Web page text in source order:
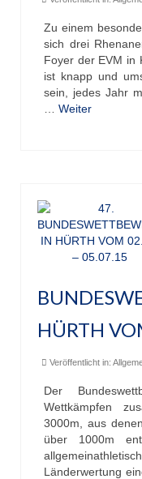
Stiftung
Zu einem
sich drei
Foyer der EVM in
ist knapp und
sein, jedes Jahr
Weiter
HÜRTH
Veröffentlicht in:
Der
Wettkämpfen
3000m, aus
über 1000m
Länderwertung